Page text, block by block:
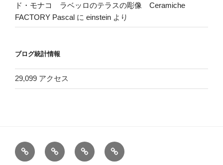
ド・モナコ ラベッロのテラスの彫像 Ceramiche
FACTORY Pascal に einstein より
ブログ統計情報
29,099 アクセス
ホ
ー
お
問
ヘ
ッ
電
車